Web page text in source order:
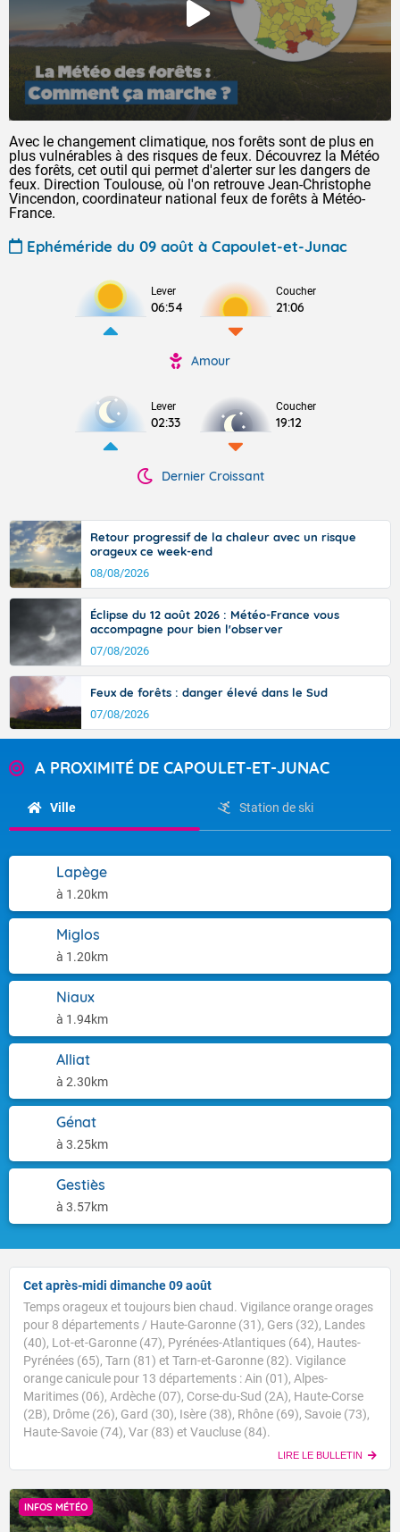
Avec le changement climatique, nos forêts sont de plus en
plus vulnérables à des risques de feux. Découvrez la Météo
des forêts, cet outil qui permet d'alerter sur les dangers de
feux. Direction Toulouse, où l'on retrouve Jean-Christophe
Vincendon, coordinateur national feux de forêts à Météo-
France.
Ephéméride du 09 août à Capoulet-et-Junac
Lever
06:54
Coucher
21:06
Amour
Lever
02:33
Coucher
19:12
Dernier Croissant
Retour progressif de la chaleur avec un risque
orageux ce week-end
08/08/2026
Éclipse du 12 août 2026 : Météo-France vous
accompagne pour bien l'observer
07/08/2026
Feux de forêts : danger élevé dans le Sud
07/08/2026
A PROXIMITÉ DE CAPOULET-ET-JUNAC
Ville Station de ski
Lapège
à 1.20km
Miglos
à 1.20km
Niaux
à 1.94km
Alliat
à 2.30km
Génat
à 3.25km
Gestiès
à 3.57km
Cet après-midi dimanche 09 août
Temps orageux et toujours bien chaud. Vigilance orange orages
pour 8 départements / Haute-Garonne (31), Gers (32), Landes
(40), Lot-et-Garonne (47), Pyrénées-Atlantiques (64), Hautes-
Pyrénées (65), Tarn (81) et Tarn-et-Garonne (82). Vigilance
orange canicule pour 13 départements : Ain (01), Alpes-
Maritimes (06), Ardèche (07), Corse-du-Sud (2A), Haute-Corse
(2B), Drôme (26), Gard (30), Isère (38), Rhône (69), Savoie (73),
Haute-Savoie (74), Var (83) et Vaucluse (84).
LIRE LE BULLETIN
INFOS MÉTÉO